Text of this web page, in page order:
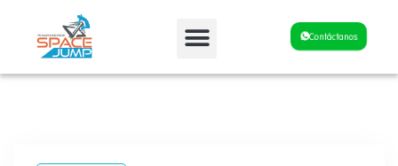
Contáctanos